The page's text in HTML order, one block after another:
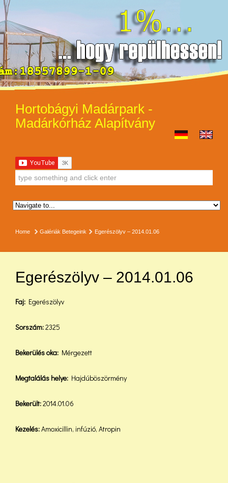
Hortobágyi Madárpark -
Madárkórház Alapítvány
Home Galériák Betegeink Egerészölyv – 2014.01.06
Egerészölyv – 2014.01.06
Faj: Egerészölyv
Sorszám:2325
Bekerülés oka: Mérgezett
Megtalálás helye: Hajdúböszörmény
Bekerült:2014.01.06
Kezelés:Amoxicillin, infúzió, Atropin